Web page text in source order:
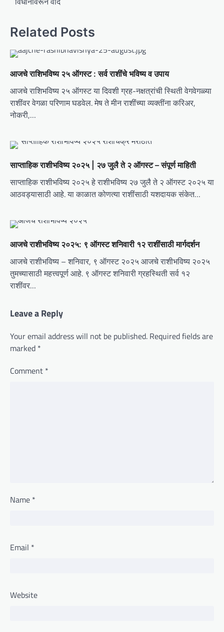
n
a
v
i
g
a
t
o
n
Related Posts
आजचे राशिभविष्य २५ ऑगस्ट : सर्व राशींचे भविष्य व उपाय
आजचे राशिभविष्य २५ ऑगस्ट या दिवशी ग्रह-नक्षत्रांची स्थिती वेगवेगळ्या
राशींवर वेगळा परिणाम घडवेल. मेष ते मीन राशींच्या व्यक्तींना करिअर,
नोकरी,…
साप्ताहिक राशीभविष्य २०२५ | २७ जुलै ते २ ऑगस्ट – संपूर्ण माहिती
साप्ताहिक राशीभविष्य २०२५ हे राशीभविष्य २७ जुलै ते २ ऑगस्ट २०२५ या
आठवड्यासाठी आहे. या काळात कोणत्या राशींसाठी यशदायक संकेत…
आजचे राशीभविष्य २०२५: ९ ऑगस्ट शनिवारी १२ राशींसाठी मार्गदर्शन
आजचे राशीभविष्य – शनिवार, ९ ऑगस्ट २०२५ आजचे राशीभविष्य २०२५
तुमच्यासाठी महत्त्वपूर्ण आहे. ९ ऑगस्ट शनिवारी ग्रहस्थिती सर्व १२
राशींवर…
Leave a Reply
Your email address will not be published. Required fields are
marked *
Comment *
Name *
Email *
Website